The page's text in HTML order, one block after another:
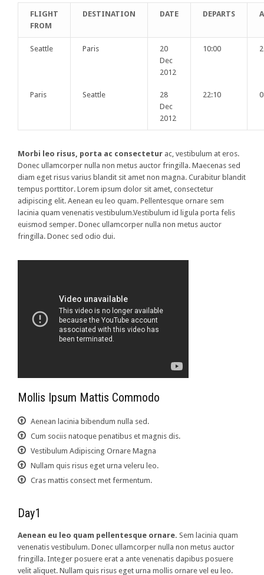
FLIGHT
FROM
DESTINATION DATE DEPARTS
Seattle Paris
20
Dec
2012
10:00
Paris Seattle
28
Dec
2012
22:10
Morbi leo risus, porta ac consectetur ac, vestibulum at eros.
Donec ullamcorper nulla non metus auctor fringilla. Maecenas sed
diam eget risus varius blandit sit amet non magna. Curabitur blandit
tempus porttitor. Lorem ipsum dolor sit amet, consectetur
adipiscing elit. Aenean eu leo quam. Pellentesque ornare sem
lacinia quam venenatis vestibulum.Vestibulum id ligula porta felis
euismod semper. Donec ullamcorper nulla non metus auctor
fringilla. Donec sed odio dui.
Mollis Ipsum Mattis Commodo
Aenean lacinia bibendum nulla sed.
Cum sociis natoque penatibus et magnis dis.
Vestibulum Adipiscing Ornare Magna
Nullam quis risus eget urna veleru leo.
Cras mattis consect met fermentum.
Day1
Aenean eu leo quam pellentesque ornare. Sem lacinia quam
venenatis vestibulum. Donec ullamcorper nulla non metus auctor
fringilla. Integer posuere erat a ante venenatis dapibus posuere
velit aliquet. Nullam quis risus eget urna mollis ornare vel eu leo.